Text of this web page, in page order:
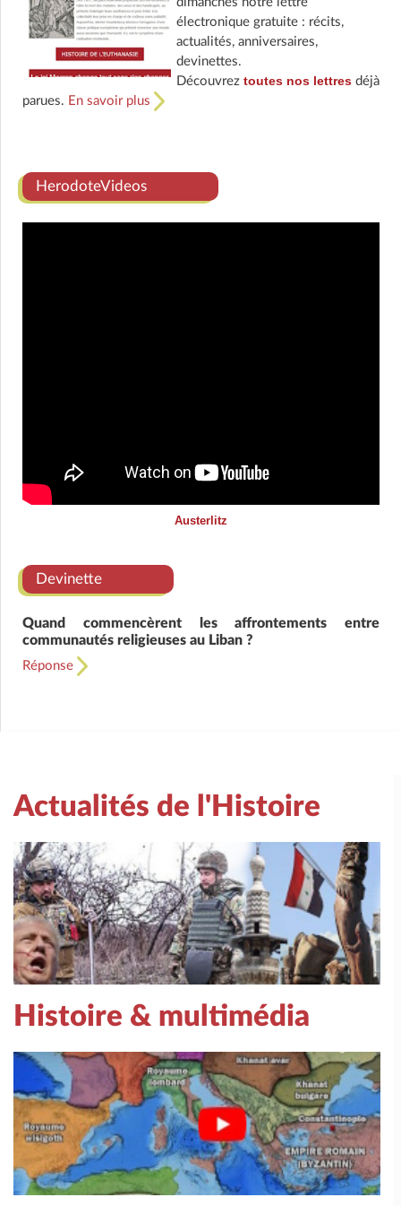
électronique gratuite : récits,
actualités, anniversaires,
devinettes.
Découvrez toutes nos lettresdéjà
parues. En savoir plus
HerodoteVideos
Austerlitz
Devinette
Quand commencèrent les affrontements entre
communautés religieuses au Liban ?
Réponse
Actualités de l'Histoire
Histoire & multimédia